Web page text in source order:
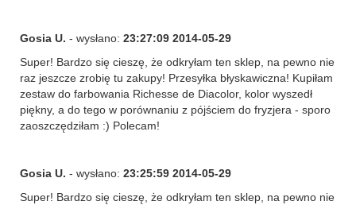
Gosia U. - wysłano: 23:27:09 2014-05-29
Super! Bardzo się cieszę, że odkryłam ten sklep, na pewno nie
raz jeszcze zrobię tu zakupy! Przesyłka błyskawiczna! Kupiłam
zestaw do farbowania Richesse de Diacolor, kolor wyszedł
piękny, a do tego w porównaniu z pójściem do fryzjera - sporo
zaoszczędziłam :) Polecam!
Gosia U. - wysłano: 23:25:59 2014-05-29
Super! Bardzo się cieszę, że odkryłam ten sklep, na pewno nie